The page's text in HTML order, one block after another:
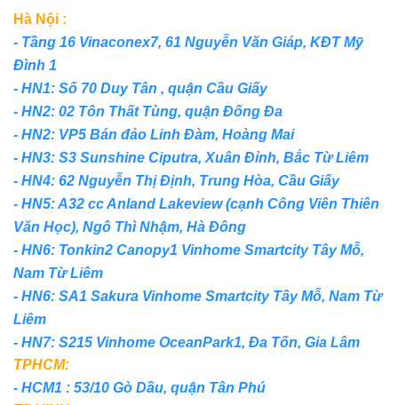
Hà Nội :
- Tầng 16 Vinaconex7, 61 Nguyễn Văn Giáp, KĐT Mỹ
Đình 1
- HN1: Số 70 Duy Tân , quận Cầu Giấy
- HN2: 02 Tôn Thất Tùng, quận Đống Đa
- HN2: VP5 Bán đảo Linh Đàm, Hoàng Mai
- HN3: S3 Sunshine Ciputra, Xuân Đỉnh, Bắc Từ Liêm
- HN4: 62 Nguyễn Thị Định, Trung Hòa, Cầu Giấy
- HN5: A32 cc Anland Lakeview (cạnh Công Viên Thiên
Văn Học), Ngô Thì Nhậm, Hà Đông
- HN6: Tonkin2 Canopy1 Vinhome Smartcity Tây Mỗ,
Nam Từ Liêm
- HN6: SA1 Sakura Vinhome Smartcity Tây Mỗ, Nam Từ
Liêm
- HN7: S215 Vinhome OceanPark1, Đa Tốn, Gia Lâm
TPHCM:
- HCM1 : 53/10 Gò Dầu, quận Tân Phú